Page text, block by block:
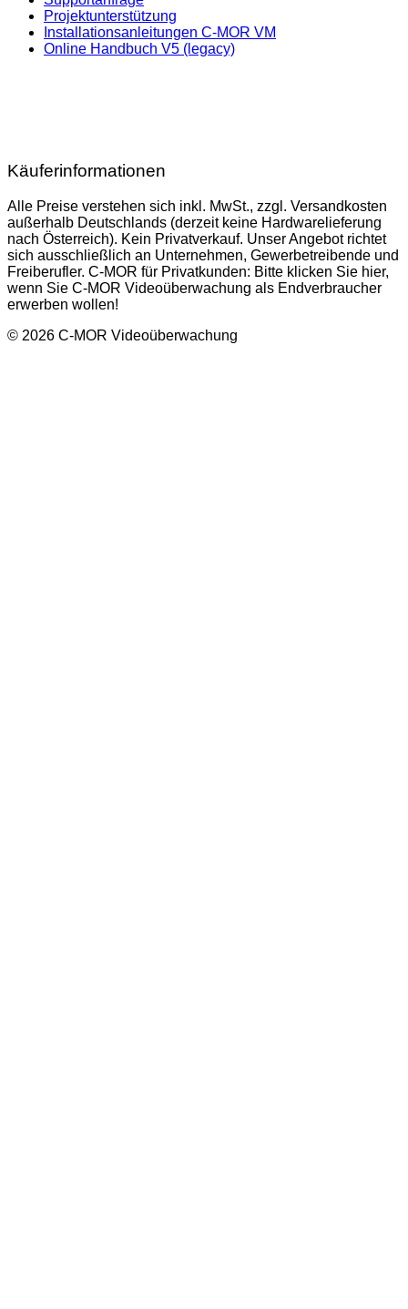
Projektunterstützung
Installationsanleitungen C-MOR VM
Online Handbuch V5 (legacy)
Käuferinformationen
Alle Preise verstehen sich inkl. MwSt., zzgl. Versandkosten
außerhalb Deutschlands (derzeit keine Hardwarelieferung
nach Österreich). Kein Privatverkauf. Unser Angebot richtet
sich ausschließlich an Unternehmen, Gewerbetreibende und
Freiberufler. C-MOR für Privatkunden: Bitte klicken Sie hier,
wenn Sie C-MOR Videoüberwachung als Endverbraucher
erwerben wollen!
© 2026 C-MOR Videoüberwachung